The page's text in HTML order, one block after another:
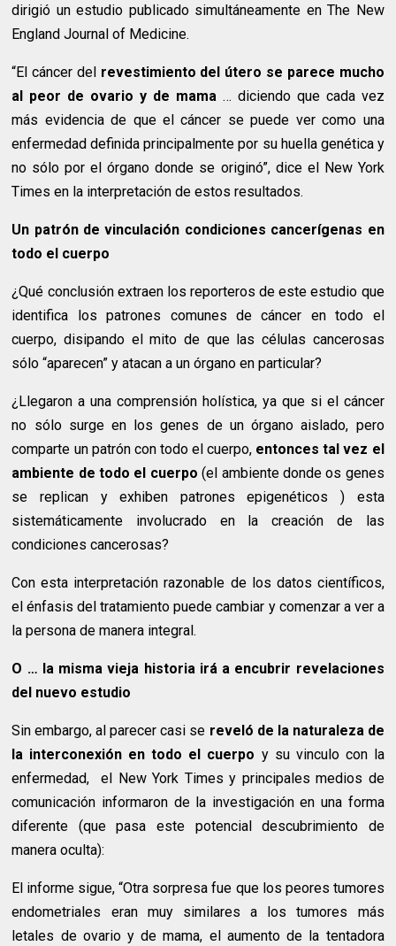
dirigió un estudio publicado simultáneamente en The New
England Journal of Medicine.
“El cáncer del revestimiento del útero se parece mucho
al peor de ovario y de mama … diciendo que cada vez
más evidencia de que el cáncer se puede ver como una
enfermedad definida principalmente por su huella genética y
no sólo por el órgano donde se originó”, dice el New York
Times en la interpretación de estos resultados.
Un patrón de vinculación condiciones cancerígenas en
todo el cuerpo
¿Qué conclusión extraen los reporteros de este estudio que
identifica los patrones comunes de cáncer en todo el
cuerpo, disipando el mito de que las células cancerosas
sólo “aparecen” y atacan a un órgano en particular?
¿Llegaron a una comprensión holística, ya que si el cáncer
no sólo surge en los genes de un órgano aislado, pero
comparte un patrón con todo el cuerpo, entonces tal vez el
ambiente de todo el cuerpo (el ambiente donde os genes
se replican y exhiben patrones epigenéticos ) esta
sistemáticamente involucrado en la creación de las
condiciones cancerosas?
Con esta interpretación razonable de los datos científicos,
el énfasis del tratamiento puede cambiar y comenzar a ver a
la persona de manera integral.
O … la misma vieja historia irá a encubrir revelaciones
del nuevo estudio
Sin embargo, al parecer casi se reveló de la naturaleza de
la interconexión en todo el cuerpo y su vinculo con la
enfermedad, el New York Times y principales medios de
comunicación informaron de la investigación en una forma
diferente (que pasa este potencial descubrimiento de
manera oculta):
El informe sigue, “Otra sorpresa fue que los peores tumores
endometriales eran muy similares a los tumores más
letales de ovario y de mama, el aumento de la tentadora